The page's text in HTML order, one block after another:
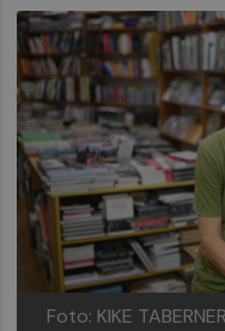
Foto: KIKE TABERNER